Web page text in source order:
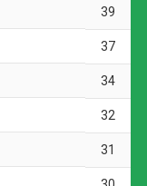
foi do
um cruzamento
com força, mas
o Corinthians
recuperou
O atacante